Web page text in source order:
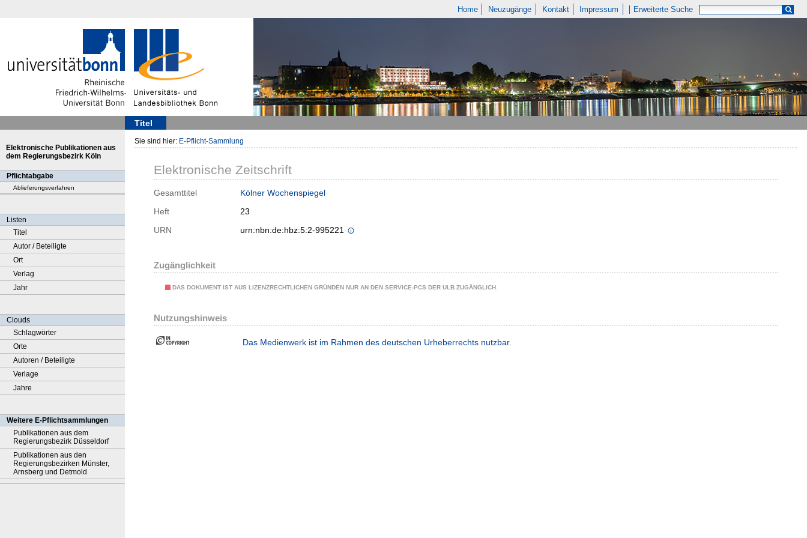
Home Neuzugänge Kontakt Impressum Erweiterte Suche
Titel
Elektronische Publikationen aus
dem Regierungsbezirk Köln
Pflichtabgabe
Ablieferungsverfahren
Listen
Titel
Autor / Beteiligte
Ort
Verlag
Jahr
Clouds
Schlagwörter
Orte
Autoren / Beteiligte
Verlage
Jahre
Weitere E-Pflichtsammlungen
Publikationen aus dem
Regierungsbezirk Düsseldorf
Publikationen aus den
Regierungsbezirken Münster,
Arnsberg und Detmold
Sie sind hier: E-Pflicht-Sammlung
Elektronische Zeitschrift
Gesamttitel
Kölner Wochenspiegel
Heft
23
URN
urn:nbn:de:hbz:5:2-995221
Zugänglichkeit
DAS DOKUMENT IST AUS LIZENZRECHTLICHEN GRÜNDEN NUR AN DEN SERVICE-PCS DER ULB ZUGÄNGLICH.
Nutzungshinweis
Das Medienwerk ist im Rahmen des deutschen Urheberrechts nutzbar.